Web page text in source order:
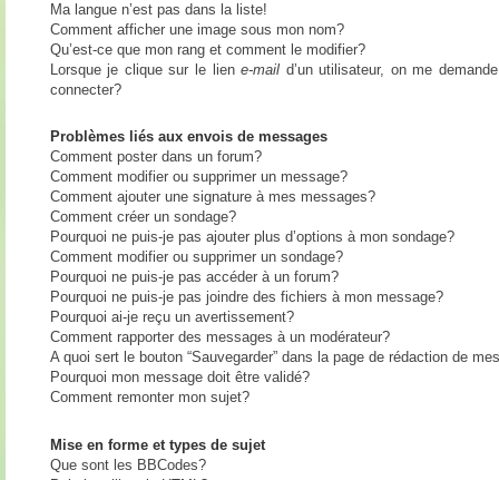
Ma langue n’est pas dans la liste!
Comment afficher une image sous mon nom?
Qu’est-ce que mon rang et comment le modifier?
Lorsque je clique sur le liene-mail d’un utilisateur, on me
connecter?
Problèmes liés aux envois de messages
Comment poster dans un forum?
Comment modifier ou supprimer un message?
Comment ajouter une signature à mes messages?
Comment créer un sondage?
Pourquoi ne puis-je pas ajouter plus d’options à mon sondage?
Comment modifier ou supprimer un sondage?
Pourquoi ne puis-je pas accéder à un forum?
Pourquoi ne puis-je pas joindre des fichiers à mon message?
Pourquoi ai-je reçu un avertissement?
Comment rapporter des messages à un modérateur?
A quoi sert le bouton “Sauvegarder” dans la page de rédaction de
Pourquoi mon message doit être validé?
Comment remonter mon sujet?
Mise en forme et types de sujet
Que sont les BBCodes?